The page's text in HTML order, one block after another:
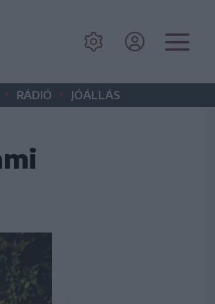
• RÁDIÓ • JÓÁLLÁS